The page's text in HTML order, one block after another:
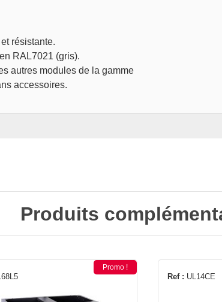
résistante.
RAL7021 (gris).
autres modules de la gamme
accessoires.
Produits
Promo !
Ref : UL14CE